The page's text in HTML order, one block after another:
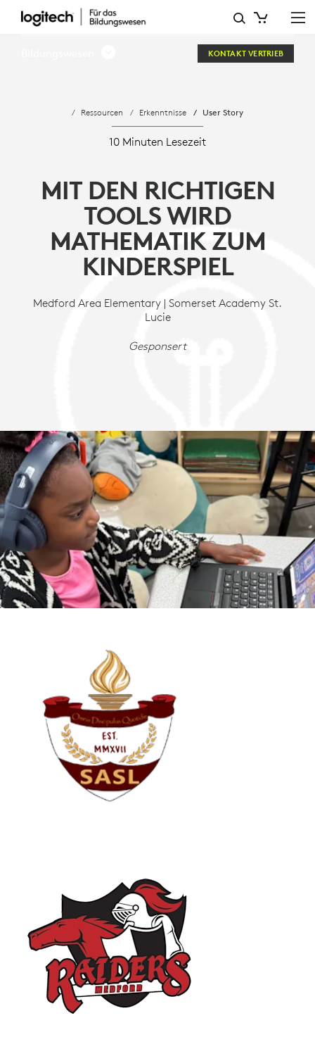
MEDFORD
SOMERSET
ACADEMY
LUCIE
KONTAKT VERTRIEB
Ressourcen Erkenntnisse User Story
10 Minuten Lesezeit
MIT DEN RICHTIGEN
TOOLS WIRD
MATHEMATIK ZUM
KINDERSPIEL
Medford Area Elementary | Somerset Academy St.
Lucie
Gesponsert